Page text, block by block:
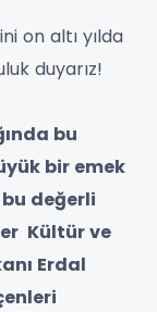
on altı yılda
duyarız!
bu
bir emek
değerli
Kültür ve
Erdal